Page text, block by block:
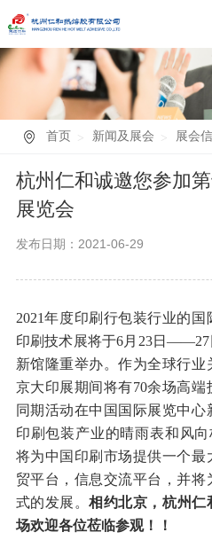
首页 新闻及展会 展会
杭州仁和诚邀您参加
展览会
发布日期：2021-06-29
2021年度印刷行包装行业的
印刷技术展将于6月23日
新馆隆重举办。作为全球行
京大印展期间将有70余场高
同期活动在中国国际展览中
印刷包装产业的晴雨表和风向
将为中国印刷市场提供一个
贸平台，信息交流平台，并
式的发展。相约北京， 杭州仁
场欢迎各位莅临参观！！